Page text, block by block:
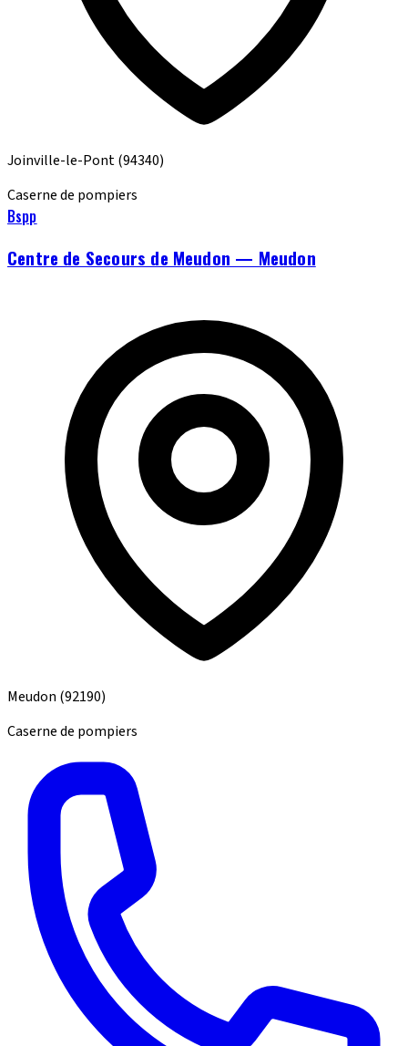
Joinville-le-Pont(94340)
Caserne de pompiers
Bspp
Centre de Secours de Meudon — Meudon
Meudon (92190)
Caserne de pompiers